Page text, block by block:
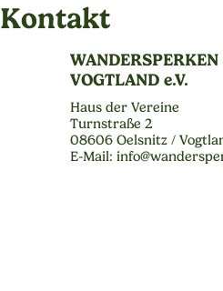
Kontakt
VOGTLAND e.V.
Haus der Vereine
Turnstraße 2
08606 Oelsnitz /
E-Mail: